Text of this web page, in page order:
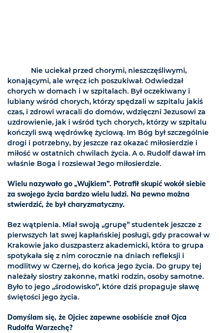
Nie uciekał przed chorymi, nieszczęśliwymi,
konającymi, ale wręcz ich poszukiwał. Odwiedzał
chorych w domach i w szpitalach. Był oczekiwany i
lubiany wśród chorych, którzy spędzali w szpitalu jakiś
czas, i zdrowi wracali do domów, wdzięczni Jezusowi za
uzdrowienie, jak i wśród tych chorych, którzy w szpitalu
kończyli swą wędrówkę życiową. Im Bóg był szczególnie
drogi i potrzebny, by jeszcze raz okazać miłosierdzie i
miłość w ostatnich chwilach życia. A o. Rudolf dawał im
właśnie Boga i rozsiewał Jego miłosierdzie.
Wielu nazywało go „Wujkiem”. Potrafił skupić wokół siebie
za swojego życia bardzo wielu ludzi. Na pewno można
stwierdzić, że był charyzmatyczny.
Bez wątpienia. Miał swoją „grupę” studentek jeszcze z
pierwszych lat swej kapłańskiej posługi, gdy pracował w
Krakowie jako duszpasterz akademicki, która to grupa
spotykała się z nim corocznie na dniach refleksji i
modlitwy w Czernej, do końca jego życia. Do grupy tej
należały siostry zakonne, matki rodzin, osoby samotne.
Było to jego „środowisko”, które dziś propaguje sławę
świętości jego życia.
Domyślam się, że Ojciec zapewne osobiście znał Ojca
Rudolfa Warzechę?